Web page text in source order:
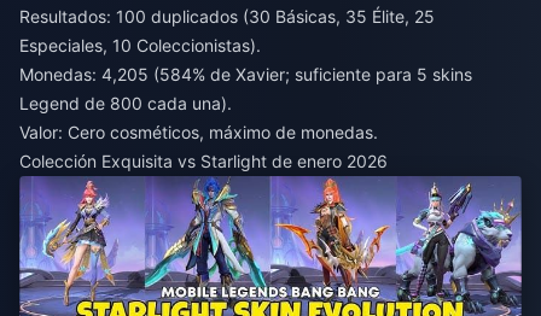
Resultados: 100 duplicados (30 Básicas, 35 Élite, 25
Especiales, 10 Coleccionistas).
Monedas: 4,205 (584% de Xavier; suficiente para 5 skins
Legend de 800 cada una).
Valor: Cero cosméticos, máximo de monedas.
Colección Exquisita vs Starlight de enero 2026